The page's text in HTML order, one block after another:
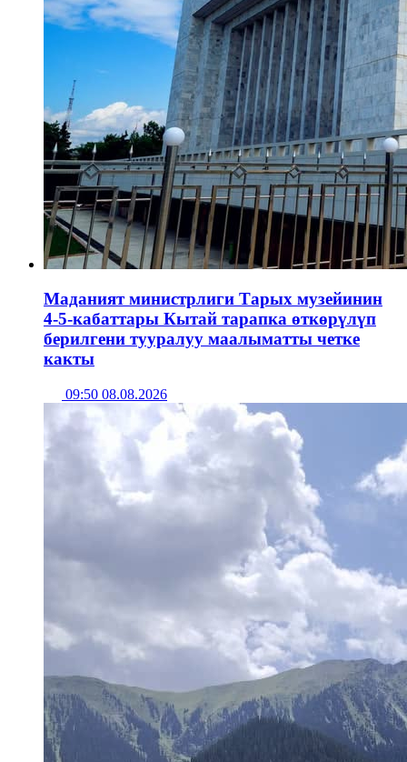
Маданият министрлиги Тарых музейинин
4-5-кабаттары Кытай тарапка өткөрүлүп
берилгени тууралуу маалыматты четке
какты
09:50 08.08.2026